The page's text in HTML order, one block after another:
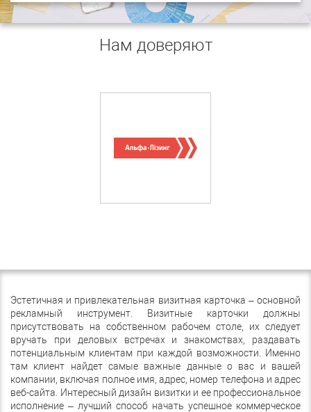
Нам доверяют
Эстетичная и привлекательная визитная карточка – основной
рекламный инструмент. Визитные карточки должны
присутствовать на собственном рабочем столе, их следует
вручать при деловых встречах и знакомствах, раздавать
потенциальным клиентам при каждой возможности. Именно
там клиент найдет самые важные данные о вас и вашей
компании, включая полное имя, адрес, номер телефона и адрес
веб-сайта. Интересный дизайн визитки и ее профессиональное
исполнение – лучший способ начать успешное коммерческое